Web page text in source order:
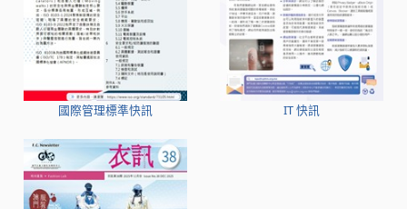
國際管理標準快訊 IT 快訊